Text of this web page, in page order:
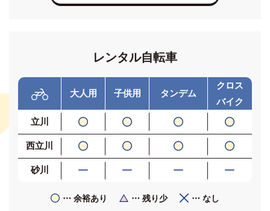
レンタル自転車
大人用 子供用 タンデム
クロス
バイク
立川
西立川
砂川
⋯ 余裕あり ⋯ 残り少 ⋯ なし